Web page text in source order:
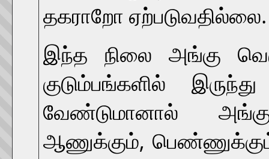
தகராறோ
இந்த நிலை அங்கு
குடும்பங்களில்
வேண்டுமானால்
ஆணுக்கும்,